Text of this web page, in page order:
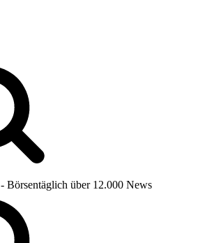
- Börsentäglich über 12.000 News